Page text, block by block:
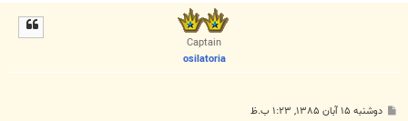
Captain
osilatoria
پ دوشنبه ۱۵ آبان ۱۳۸۵, ۱:۲۳ ب.ظ